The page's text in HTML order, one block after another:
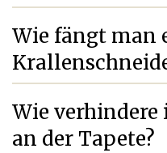
Wie fängt man
Wie
an der Tapete?